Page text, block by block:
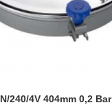
N/240/4V 404mm 0,2 Bar